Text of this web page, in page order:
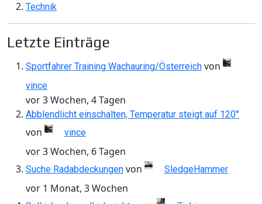
Technik
Letzte Einträge
Sportfahrer Training Wachauring/Österreich von
vince
vor 3 Wochen, 4 Tagen
Abblendlicht einschalten, Temperatur steigt auf 120°
von vince
vor 3 Wochen, 6 Tagen
Suche Radabdeckungen von SledgeHammer
vor 1 Monat, 3 Wochen